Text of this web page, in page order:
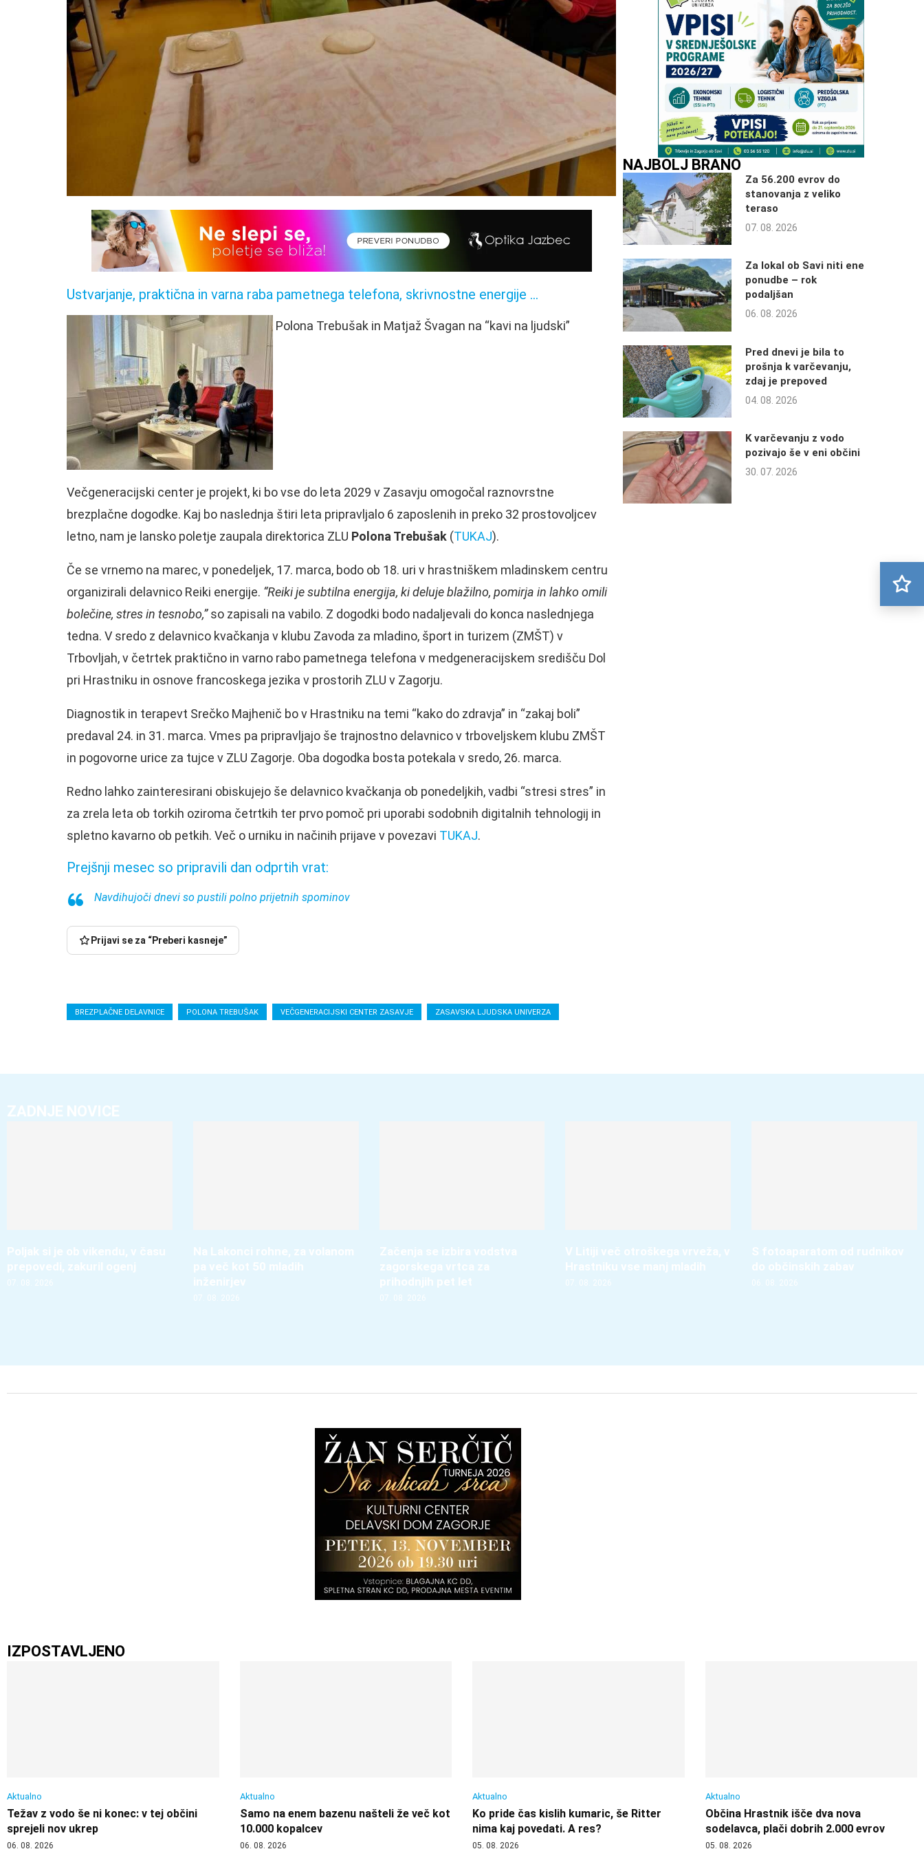
Ustvarjanje, praktična in varna raba pametnega telefona, skrivnostne energije …
Polona Trebušak in Matjaž Švagan na “kavi na ljudski”
Večgeneracijski center je projekt, ki bo vse do leta 2029 v Zasavju omogočal raznovrstne
brezplačne dogodke. Kaj bo naslednja štiri leta pripravljalo 6 zaposlenih in preko 32 prostovoljcev
letno, nam je lansko poletje zaupala direktorica ZLU Polona Trebušak (TUKAJ).
Če se vrnemo na marec, v ponedeljek, 17. marca, bodo ob 18. uri v hrastniškem mladinskem centru
organizirali delavnico Reiki energije. “Reiki je subtilna energija, ki deluje blažilno, pomirja in lahko omili
bolečine, stres in tesnobo,”so zapisali na vabilo. Z dogodki bodo nadaljevali do konca naslednjega
tedna. V sredo z delavnico kvačkanja v klubu Zavoda za mladino, šport in turizem (ZMŠT) v
Trbovljah, v četrtek praktično in varno rabo pametnega telefona v medgeneracijskem središču Dol
pri Hrastniku in osnove francoskega jezika v prostorih ZLU v Zagorju.
Diagnostik in terapevt Srečko Majhenič bo v Hrastniku na temi “kako do zdravja” in “zakaj boli”
predaval 24. in 31. marca. Vmes pa pripravljajo še trajnostno delavnico v trboveljskem klubu ZMŠT
in pogovorne urice za tujce v ZLU Zagorje. Oba dogodka bosta potekala v sredo, 26. marca.
Redno lahko zainteresirani obiskujejo še delavnico kvačkanja ob ponedeljkih, vadbi “stresi stres” in
za zrela leta ob torkih oziroma četrtkih ter prvo pomoč pri uporabi sodobnih digitalnih tehnologij in
spletno kavarno ob petkih. Več o urniku in načinih prijave v povezavi TUKAJ.
Prejšnji mesec so pripravili dan odprtih vrat:
Navdihujoči dnevi so pustili polno prijetnih spominov
Prijavi se za “Preberi kasneje”
BREZPLAČNE DELAVNICE POLONA TREBUŠAK VEČGENERACIJSKI CENTER ZASAVJE ZASAVSKA LJUDSKA UNIVERZA
NAJBOLJ BRANO
Za 56.200 evrov do
stanovanja z veliko
teraso
07. 08. 2026
Za lokal ob Savi niti ene
ponudbe – rok
podaljšan
06. 08. 2026
Pred dnevi je bila to
prošnja k varčevanju,
zdaj je prepoved
04. 08. 2026
K varčevanju z vodo
pozivajo še v eni občini
30. 07. 2026
ZADNJE NOVICE
Poljak si je ob vikendu, v času
prepovedi, zakuril ogenj
07. 08. 2026
Na Lakonci rohne, za volanom
pa več kot 50 mladih
inženirjev
07. 08. 2026
Začenja se izbira vodstva
zagorskega vrtca za
prihodnjih pet let
07. 08. 2026
V Litiji več otroškega vrveža, v
Hrastniku vse manj mladih
07. 08. 2026
S fotoaparatom od rudnikov
do občinskih zabav
06. 08. 2026
IZPOSTAVLJENO
Aktualno
Težav z vodo še ni konec: v tej občini
sprejeli nov ukrep
06. 08. 2026
Aktualno
Samo na enem bazenu našteli že več kot
10.000 kopalcev
06. 08. 2026
Aktualno
Ko pride čas kislih kumaric, še Ritter
nima kaj povedati. A res?
05. 08. 2026
Aktualno
Občina Hrastnik išče dva nova
sodelavca, plači dobrih 2.000 evrov
05. 08. 2026